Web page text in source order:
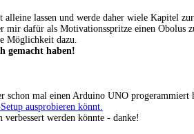
lassen und werde daher wiele Kapitel
mir dafür als Motivationsspritze einen Obolus
Möglichkeit dazu.
gemacht haben!
schon mal einen Arduino UNO
ausprobieren könnt.
werden könnte - danke!